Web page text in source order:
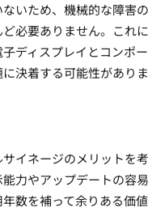
いため、機械的な障害
必要ありません。これ
ディスプレイとコンポ
決着する可能性がありま
イネージのメリットを
力やアップデートの容
数を補って余りある価値